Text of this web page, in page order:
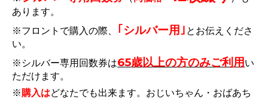
あります。
※フロントで購入の際、
｢シルバー用｣ とお伝えくださ
い。
※シルバー専用回数券は65歳以上の方のみご利用い
ただけます。
※購入はどなたでも出来ます。おじいちゃん・おばあち